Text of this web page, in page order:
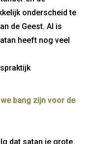
onderscheid te
de Geest. Al is
heeft nog veel
bang zijn voor de
dat satan je grote